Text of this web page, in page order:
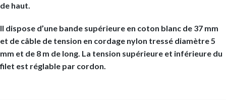
de haut.
Il dispose d’une bande supérieure en coton blanc de 37 mm
et de câble de tension en cordage nylon tressé diamètre 5
mm et de 8 m de long. La tension supérieure et inférieure du
filet est réglable par cordon.